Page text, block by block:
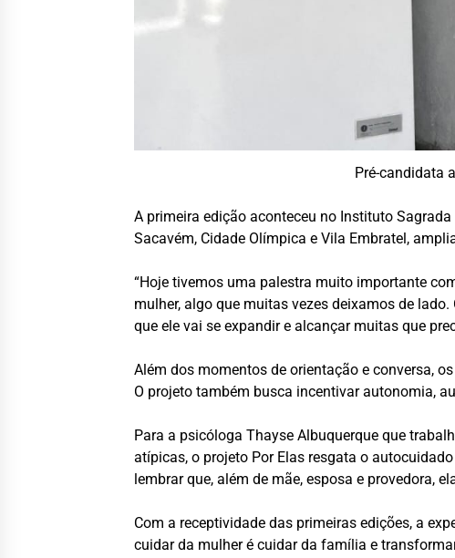
Pré-candidata
A primeira edição aconteceu no Instituto
Sacavém, Cidade Olímpica e Vila Embratel,
“Hoje tivemos uma palestra muito importante
mulher, algo que muitas vezes deixamos de
que ele vai se expandir e alcançar muitas que
Além dos momentos de orientação e conversa,
O projeto também busca incentivar autonomia,
Para a psicóloga Thayse Albuquerque que
atípicas, o projeto Por Elas resgata o
lembrar que, além de mãe, esposa e provedora,
Com a receptividade das primeiras edições, a
cuidar da mulher é cuidar da família e